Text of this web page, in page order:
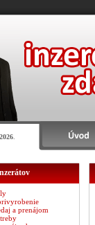
a prenájom